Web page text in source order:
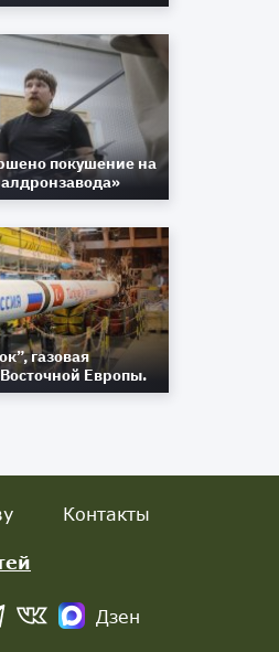
покушение на
газовая
Европы.
Контакты
Дзен